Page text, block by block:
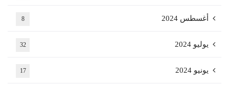
أغسطس 2024 8
يوليو 2024 32
يونيو 2024 17